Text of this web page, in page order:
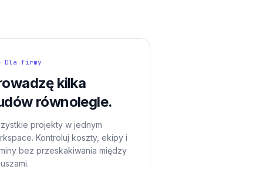
Dla firmy
kilka
równolegle.
projekty w jednym
Kontroluj koszty, ekipy i
bez przeskakiwania między